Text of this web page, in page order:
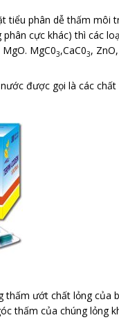
tiểu phân dễ thấm môi
cực khác) thì các
MgC03,CaC03,
được gọi là các chất
ướt chất lỏng của
thấm của chúng lỏng